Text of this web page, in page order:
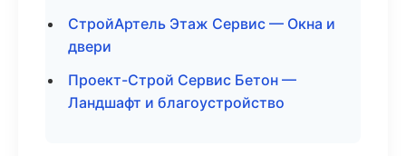
СтройАртель Этаж Сервис — Окна и
двери
Проект-Строй Сервис Бетон —
Ландшафт и благоустройство